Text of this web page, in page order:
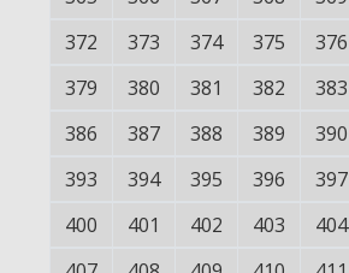
372
373 374 375 376
379
380 381 382 383
386
387 388 389 390
393
394 395 396 397
400
401 402 403 404